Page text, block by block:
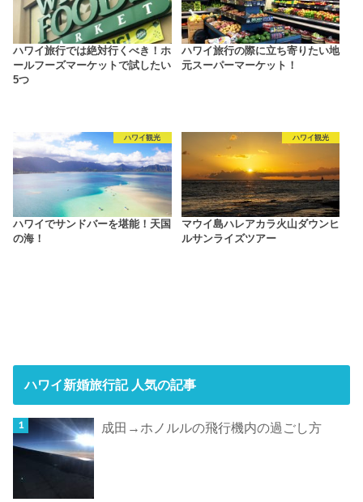
ハワイ旅行では絶対行くべき！ホ
ールフーズマーケットで試したい
5つ
ハワイ旅行の際に立ち寄りたい地
元スーパーマーケット！
ハワイ観光
ハワイでサンドバーを堪能！天国
の海！
ハワイ観光
マウイ島ハレアカラ火山ダウンヒ
ルサンライズツアー
ハワイ新婚旅行記 人気の記事
成田→ホノルルの飛行機内の過ごし方